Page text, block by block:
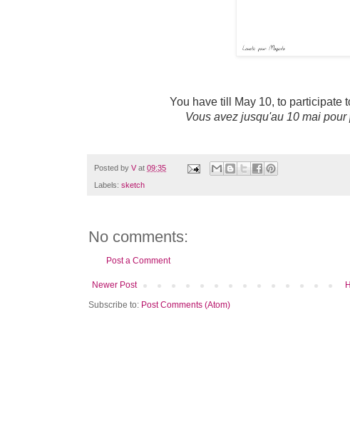
You have till May 10, to participate
Vous avez jusqu'au 10 mai
Posted by V at 09:35
Labels: sketch
No comments:
Post a Comment
Newer Post
Subscribe to: Post Comments (Atom)